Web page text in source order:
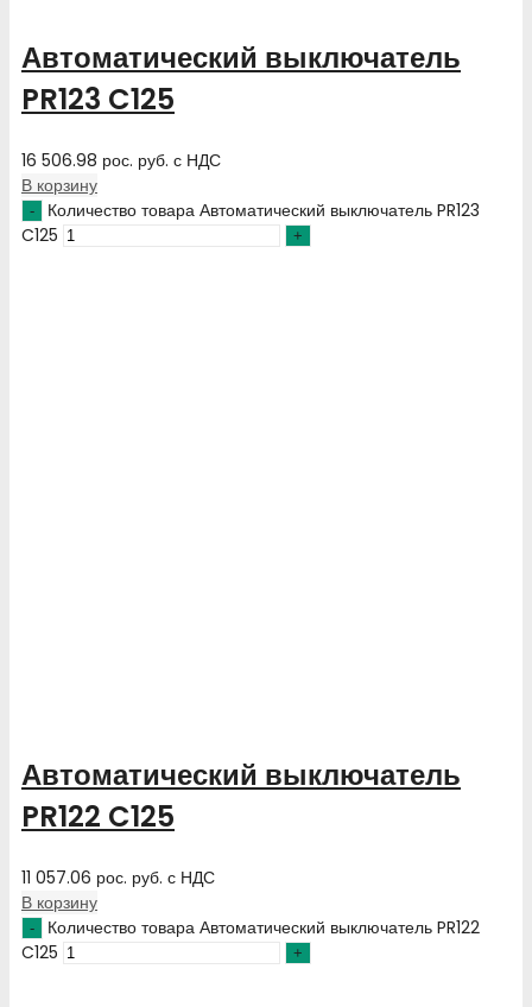
Автоматический выключатель
PR123 C125
16 506.98 рос. руб. с НДС
В корзину
Количество товара Автоматический выключатель PR123
C125
Автоматический выключатель
PR122 C125
11 057.06 рос. руб. с НДС
В корзину
Количество товара Автоматический выключатель PR122
C125